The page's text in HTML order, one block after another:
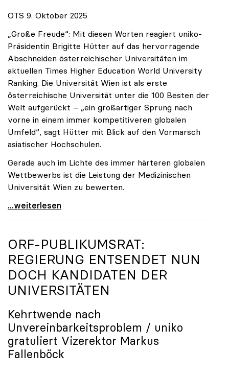
OTS 9. Oktober 2025
„Große Freude“: Mit diesen Worten reagiert uniko-
Präsidentin Brigitte Hütter auf das hervorragende
Abschneiden österreichischer Universitäten im
aktuellen Times Higher Education World University
Ranking. Die Universität Wien ist als erste
österreichische Universität unter die 100 Besten der
Welt aufgerückt – „ein großartiger Sprung nach
vorne in einem immer kompetitiveren globalen
Umfeld“, sagt Hütter mit Blick auf den Vormarsch
asiatischer Hochschulen.
Gerade auch im Lichte des immer härteren globalen
Wettbewerbs ist die Leistung der Medizinischen
Universität Wien zu bewerten.
„Top-Rankingplätze heimischer Universitäten geben
...weiterlesen
ORF-PUBLIKUMSRAT:
REGIERUNG ENTSENDET NUN
DOCH KANDIDATEN DER
UNIVERSITÄTEN
Kehrtwende nach
Unvereinbarkeitsproblem / uniko
gratuliert Vizerektor Markus
Fallenböck